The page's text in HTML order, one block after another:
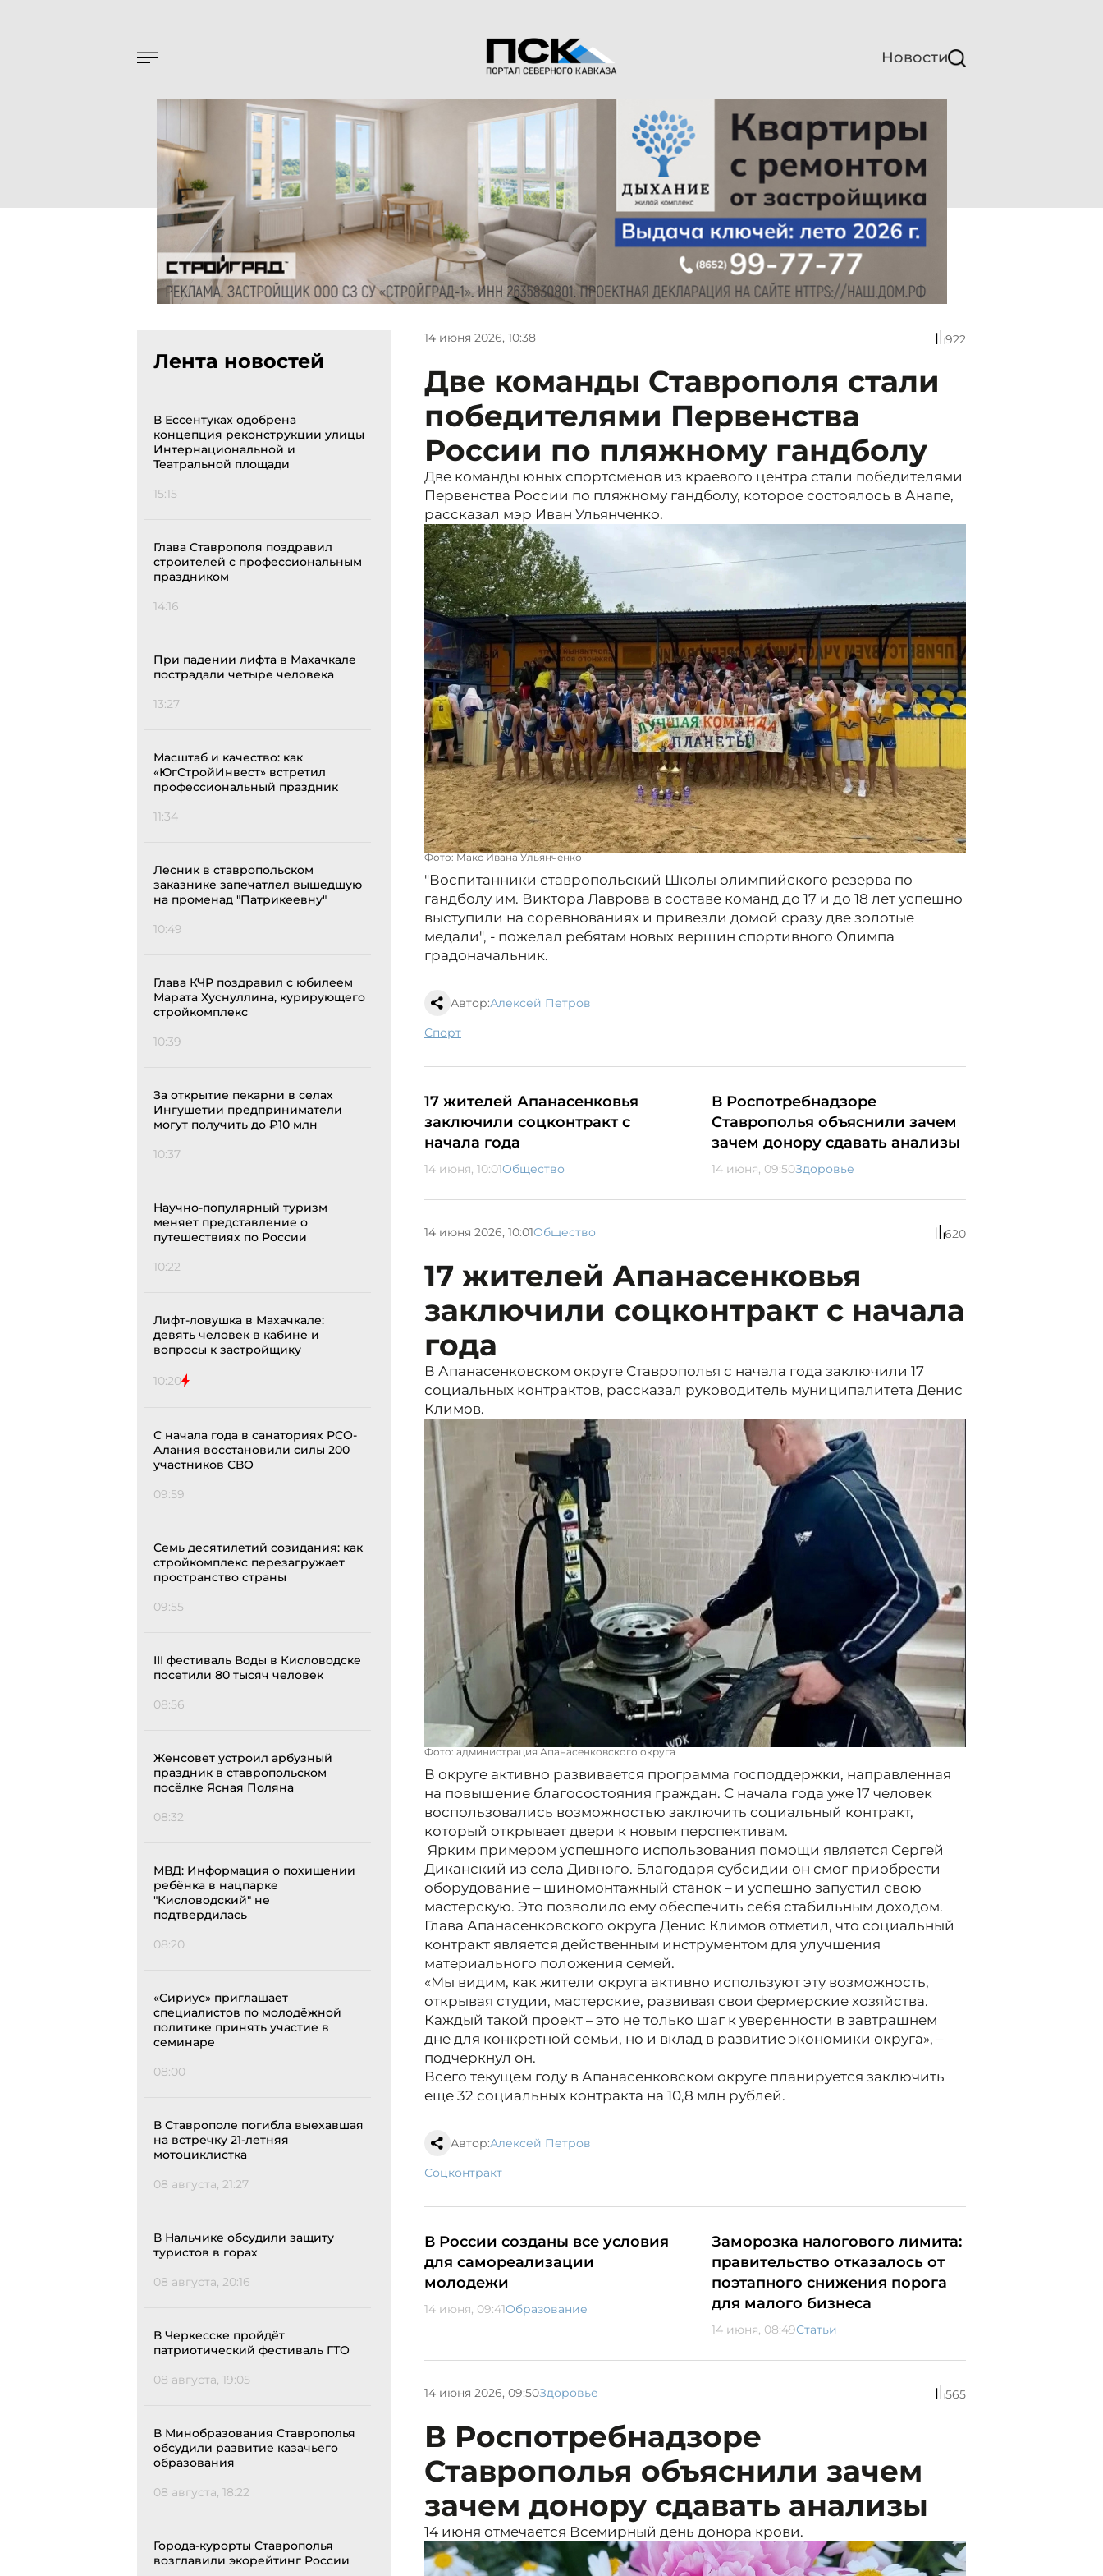
Новости
Лента новостей
В Ессентуках одобрена
концепция реконструкции улицы
Интернациональной и
Театральной площади
15:15
Глава Ставрополя поздравил
строителей с профессиональным
праздником
14:16
При падении лифта в Махачкале
пострадали четыре человека
13:27
Масштаб и качество: как
«ЮгСтройИнвест» встретил
профессиональный праздник
11:34
Лесник в ставропольском
заказнике запечатлел вышедшую
на променад "Патрикеевну"
10:49
Глава КЧР поздравил с юбилеем
Марата Хуснуллина, курирующего
стройкомплекс
10:39
За открытие пекарни в селах
Ингушетии предприниматели
могут получить до ₽10 млн
10:37
Научно-популярный туризм
меняет представление о
путешествиях по России
10:22
Лифт-ловушка в Махачкале:
девять человек в кабине и
вопросы к застройщику
10:20
С начала года в санаториях РСО-
Алания восстановили силы 200
участников СВО
09:59
Семь десятилетий созидания: как
стройкомплекс перезагружает
пространство страны
09:55
III фестиваль Воды в Кисловодске
посетили 80 тысяч человек
08:56
Женсовет устроил арбузный
праздник в ставропольском
посёлке Ясная Поляна
08:32
МВД: Информация о похищении
ребёнка в нацпарке
"Кисловодский" не
подтвердилась
08:20
«Сириус» приглашает
специалистов по молодёжной
политике принять участие в
семинаре
08:00
В Ставрополе погибла выехавшая
на встречку 21-летняя
мотоциклистка
08 августа, 21:27
В Нальчике обсудили защиту
туристов в горах
08 августа, 20:16
В Черкесске пройдёт
патриотический фестиваль ГТО
08 августа, 19:05
В Минобразования Ставрополья
обсудили развитие казачьего
образования
08 августа, 18:22
Города-курорты Ставрополья
возглавили экорейтинг России
14 июня 2026, 10:38 922
Две команды Ставрополя стали
победителями Первенства
России по пляжному гандболу
Две команды юных спортсменов из краевого центра стали победителями
Первенства России по пляжному гандболу, которое состоялось в Анапе,
рассказал мэр Иван Ульянченко.
Фото: Макс Ивана Ульянченко
"Воспитанники ставропольский Школы олимпийского резерва по
гандболу им. Виктора Лаврова в составе команд до 17 и до 18 лет успешно
выступили на соревнованиях и привезли домой сразу две золотые
медали", - пожелал ребятам новых вершин спортивного Олимпа
градоначальник.
Автор:Алексей Петров
спорт
17 жителей Апанасенковья
заключили соцконтракт с
начала года
14 июня, 10:01Общество
В Роспотребнадзоре
Ставрополья объяснили зачем
зачем донору сдавать анализы
14 июня, 09:50Здоровье
14 июня 2026, 10:01Общество 620
17 жителей Апанасенковья
заключили соцконтракт с начала
года
В Апанасенковском округе Ставрополья с начала года заключили 17
социальных контрактов, рассказал руководитель муниципалитета Денис
Климов.
Фото: администрация Апанасенковского округа
В округе активно развивается программа господдержки, направленная
на повышение благосостояния граждан. С начала года уже 17 человек
воспользовались возможностью заключить социальный контракт,
который открывает двери к новым перспективам.
Ярким примером успешного использования помощи является Сергей
Диканский из села Дивного. Благодаря субсидии он смог приобрести
оборудование – шиномонтажный станок – и успешно запустил свою
мастерскую. Это позволило ему обеспечить себя стабильным доходом.
Глава Апанасенковского округа Денис Климов отметил, что социальный
контракт является действенным инструментом для улучшения
материального положения семей.
«Мы видим, как жители округа активно используют эту возможность,
открывая студии, мастерские, развивая свои фермерские хозяйства.
Каждый такой проект – это не только шаг к уверенности в завтрашнем
дне для конкретной семьи, но и вклад в развитие экономики округа», –
подчеркнул он.
Всего текущем году в Апанасенковском округе планируется заключить
еще 32 социальных контракта на 10,8 млн рублей.
Автор:Алексей Петров
соцконтракт
В России созданы все условия
для самореализации
молодежи
14 июня, 09:41Образование
Заморозка налогового лимита:
правительство отказалось от
поэтапного снижения порога
для малого бизнеса
14 июня, 08:49Статьи
14 июня 2026, 09:50Здоровье 565
В Роспотребнадзоре
Ставрополья объяснили зачем
зачем донору сдавать анализы
14 июня отмечается Всемирный день донора крови.